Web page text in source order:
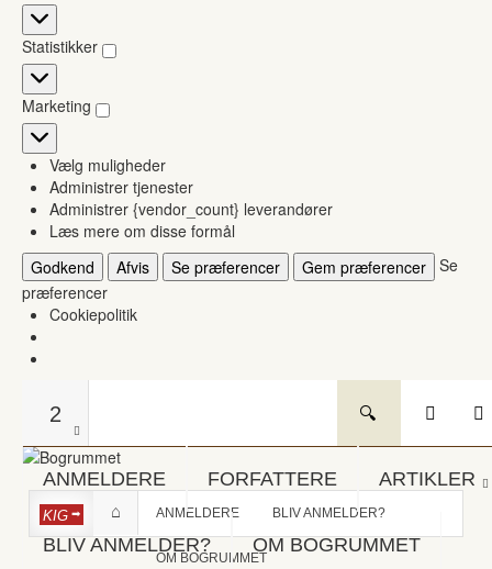
Præferencer
Statistikker
Statistikker
Marketing
Marketing
Vælg muligheder
Administrer tjenester
Administrer {vendor_count} leverandører
Læs mere om disse formål
Godkend
Afvis Se præferencer Gem præferencer Se
præferencer
Cookiepolitik
2
ANMELDERE FORFATTERE ARTIKLER
BLIV ANMELDER? OM BOGRUMMET
KIG ANMELDERE BLIV ANMELDER?
OM BOGRUMMET